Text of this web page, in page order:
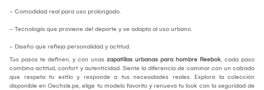
- Comodidad real para uso prolongado.
- Tecnología que proviene del deporte y se adapta al uso urbano.
- Diseño que refleja personalidad y actitud.
Tus pasos te definen, y con unas zapatillas urbanas para hombre Reebok, cada paso
combina actitud, confort y autenticidad. Siente la diferencia de caminar con un calzado
que respeta tu estilo y responde a tus necesidades reales. Explora la colección
disponible en Oechsle.pe, elige tu modelo favorito y renueva tu look con la seguridad de